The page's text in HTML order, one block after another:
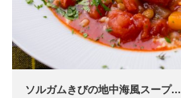
ソルガムきびの地中海風スープ...